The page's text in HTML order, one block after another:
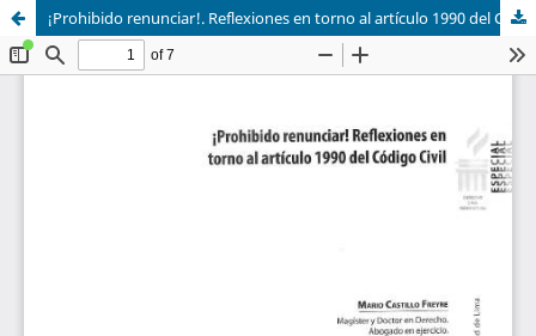
¡Prohibido renunciar!. Reflexiones en torno al artículo 1990 del Código civil